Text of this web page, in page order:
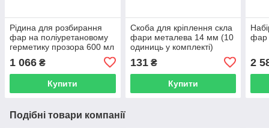
Рідина для розбирання
фар на поліуретановому
герметику прозора 600 мл
1 066 ₴
Купити
Скоба для кріплення скла
фари металева 14 мм (10
одиниць у комплекті)
131₴
Купити
фар
2
Подібні товари компанії